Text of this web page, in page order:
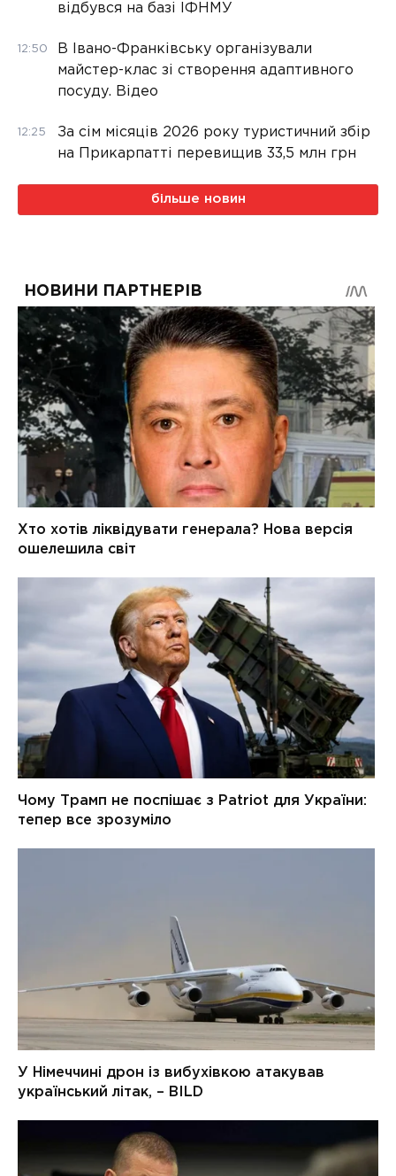
відбувся на базі ІФНМУ
12:50
В Івано-Франківську організували
майстер-клас зі створення адаптивного
посуду. Відео
12:25
За сім місяців 2026 року туристичний збір
на Прикарпатті перевищив 33,5 млн грн
більше новин